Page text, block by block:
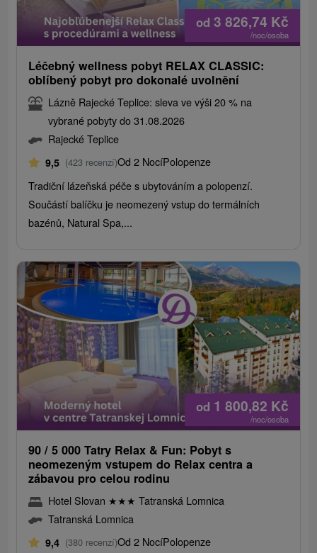
od 3 826,74 Kč
/noc/osoba
Léčebný wellness pobyt RELAX CLASSIC:
oblíbený pobyt pro dokonalé uvolnění
Lázně Rajecké Teplice: sleva ve výši 20 % na
vybrané pobyty do 31.08.2026
Rajecké Teplice
9,5 (423 recenzí)Od 2 NocíPolopenze
Tradiční lázeňská péče s ubytováním a polopenzí.
Součástí balíčku je neomezený vstup do termálních
bazénů, Natural Spa,...
od 1 800,82 Kč
/noc/osoba
90 / 5 000 Tatry Relax & Fun: Pobyt s
neomezeným vstupem do Relax centra a
zábavou pro celou rodinu
Hotel Slovan ★★★ Tatranská Lomnica
Tatranská Lomnica
9,4 (380 recenzí)Od 2 NocíPolopenze